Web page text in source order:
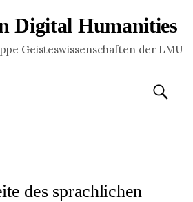
Digital Humanities
Geisteswissenschaften der LMU
Suchen
nach:
des sprachlichen